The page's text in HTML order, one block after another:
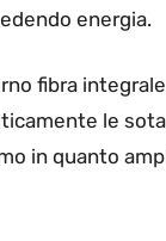
energia.
fibra
le
in quanto